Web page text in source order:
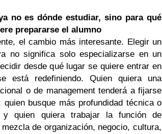
no es dónde estudiar, sino para qué
prepararse el alumno
el cambio más interesante. Elegir un
no significa solo especializarse en un
desde qué lugar se quiere entrar en
está redefiniendo. Quien quiera una
o de management tenderá a fijarse
quien busque más profundidad técnica o
quien quiera trabajar la función de
de organización, negocio, cultura,